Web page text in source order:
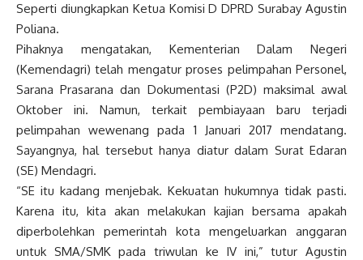
Seperti diungkapkan Ketua Komisi D DPRD Surabay Agustin
Poliana.
Pihaknya mengatakan, Kementerian Dalam Negeri
(Kemendagri) telah mengatur proses pelimpahan Personel,
Sarana Prasarana dan Dokumentasi (P2D) maksimal awal
Oktober ini. Namun, terkait pembiayaan baru terjadi
pelimpahan wewenang pada 1 Januari 2017 mendatang.
Sayangnya, hal tersebut hanya diatur dalam Surat Edaran
(SE) Mendagri.
“SE itu kadang menjebak. Kekuatan hukumnya tidak pasti.
Karena itu, kita akan melakukan kajian bersama apakah
diperbolehkan pemerintah kota mengeluarkan anggaran
untuk SMA/SMK pada triwulan ke IV ini,” tutur Agustin